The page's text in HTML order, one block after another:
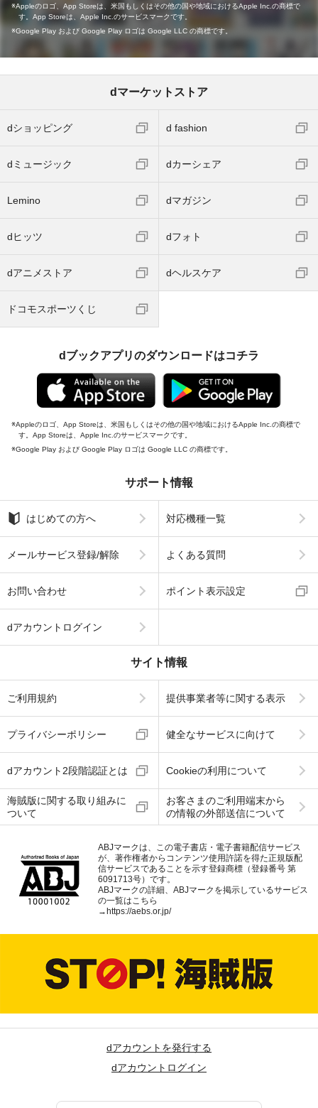
Appleのロゴ、App Storeは、米国もしくはその他の国や地域におけるApple Inc.の商標で
す。App Storeは、Apple Inc.のサービスマークです。
Google Play および Google Play ロゴは Google LLC の商標です。
dマーケットストア
dショッピング d fashion
dミュージック dカーシェア
Lemino dマガジン
dヒッツ dフォト
dアニメストア dヘルスケア
ドコモスポーツくじ
dブックアプリのダウンロードはコチラ
Appleのロゴ、App Storeは、米国もしくはその他の国や地域におけるApple Inc.の商標で
す。App Storeは、Apple Inc.のサービスマークです。
Google Play および Google Play ロゴは Google LLC の商標です。
サポート情報
はじめての方へ 対応機種一覧
メールサービス登録/解除 よくある質問
お問い合わせ ポイント表示設定
dアカウントログイン
サイト情報
ご利用規約 提供事業者等に関する表示
プライバシーポリシー 健全なサービスに向けて
dアカウント2段階認証とは Cookieの利用について
海賊版に関する取り組みに
ついて
お客さまのご利用端末から
の情報の外部送信について
ABJマークは、この電子書店・電子書籍配信サービス
が、著作権者からコンテンツ使用許諾を得た正規版配
信サービスであることを示す登録商標（登録番号 第
6091713号）です。
ABJマークの詳細、ABJマークを掲示しているサービス
の一覧はこちら
→ https://aebs.or.jp/
dアカウントを発行する
dアカウントログイン